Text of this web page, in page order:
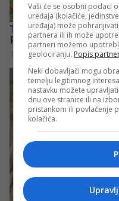
Vaši će se osobni podaci
uređaja (kolačiće,
uređaja) može
partnera ili ih može
partneri možemo
geolociranju. Popis
Neki dobavljači mogu
temelju legitimnog
nastavku možete
dnu ove stranice ili na
pristankom ili povlačenje
kolačića.